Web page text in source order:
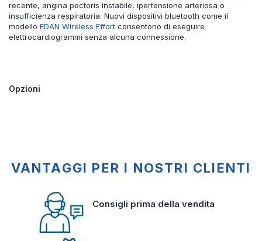
recente, angina pectoris instabile, ipertensione arteriosa o
insufficienza respiratoria. Nuovi dispositivi bluetooth come il
modello EDAN Wireless Effort consentono di eseguire
elettrocardiogrammi senza alcuna connessione.
Opzioni
VANTAGGI PER I NOSTRI CLIENTI
Consigli prima della vendita